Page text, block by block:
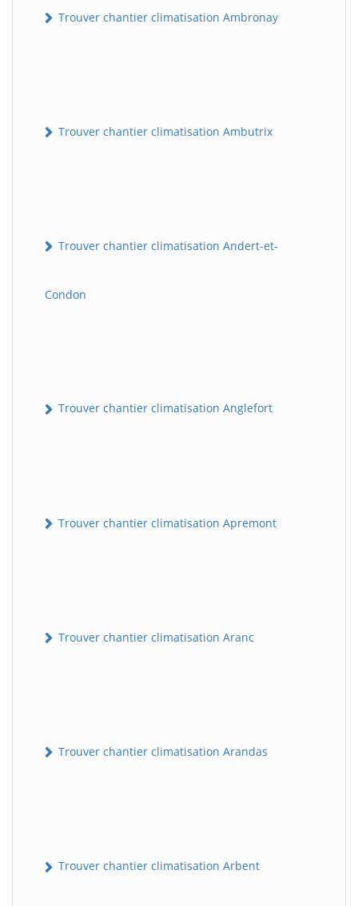
Trouver chantier climatisation Ambronay
Trouver chantier climatisation Ambutrix
Trouver chantier climatisation Andert-et-
Condon
Trouver chantier climatisation Anglefort
Trouver chantier climatisation Apremont
Trouver chantier climatisation Aranc
Trouver chantier climatisation Arandas
Trouver chantier climatisation Arbent